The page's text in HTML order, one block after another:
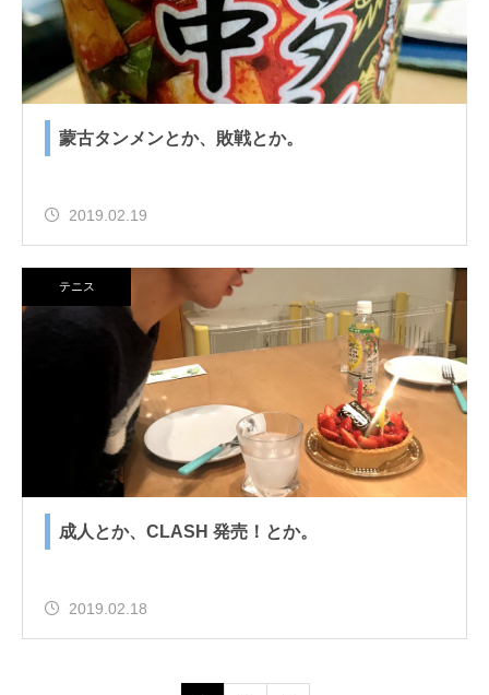
蒙古タンメンとか、敗戦とか。
2019.02.19
テニス
成人とか、CLASH 発売！とか。
2019.02.18